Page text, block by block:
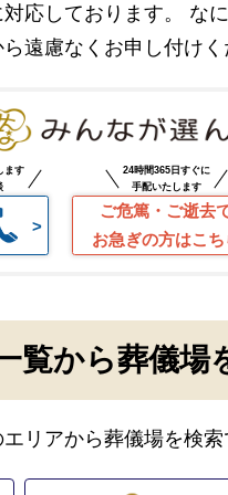
応しております。 な
遠慮なくお申し付けく
ます
24時間365日すぐに
手配いたします
ご危篤・ご逝去
お急ぎの方はこち
覧から葬儀場
リアから葬儀場を検索